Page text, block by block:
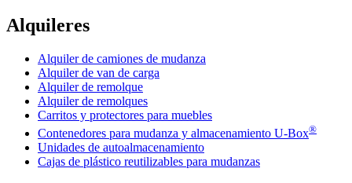
Alquileres
Alquiler de camiones de mudanza
Alquiler de van de carga
Alquiler de remolque
Alquiler de remolques
Carritos y protectores para muebles
Contenedores para mudanza y almacenamiento U-Box®
Unidades de autoalmacenamiento
Cajas de plástico reutilizables para mudanzas